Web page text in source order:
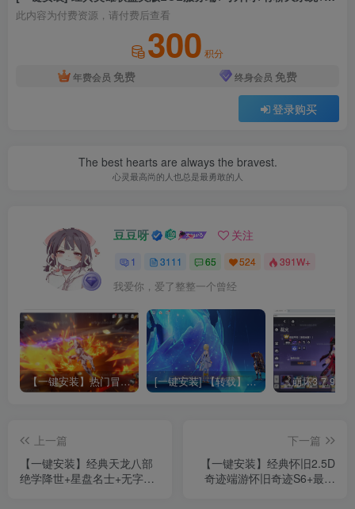
此内容为付费资源，请付费后查看
300 积分
年费会员 免费 终身会员 免费
登录购买
The best hearts are always the bravest.
心灵最高尚的人也总是最勇敢的人
豆豆呀 关注
1 3111 65 524 391W+
我爱你，爱了整整一个曾经
【一键安装】热门冒险策略类游戏崩坏：星穹铁道全新2.3版本一键端+一键代理+一键启动+免虚拟机 [一键安装] 【转载】原神3.4真端服务端+源码+配套客户端+详尽说明+GM工具+源码说明文件
上一篇
【一键安装】经典天龙八部
绝学降世+星盘名士+无字谱
下一篇
【一键安装】经典怀旧2.5D
奇迹端游怀旧奇迹S6+最新